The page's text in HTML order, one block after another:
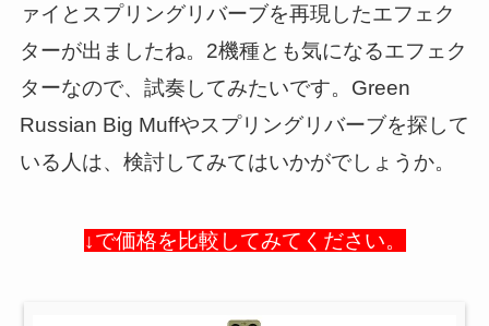
ァイとスプリングリバーブを再現したエフェク
ターが出ましたね。2機種とも気になるエフェク
ターなので、試奏してみたいです。Green
Russian Big Muffやスプリングリバーブを探して
いる人は、検討してみてはいかがでしょうか。
↓で価格を比較してみてください。